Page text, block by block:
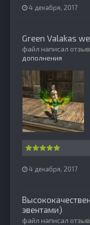
4 декабря, 2017
Green Valakas
файл написал отзыв
дополнения
4 декабря, 2017
эвентами)
файл написал отзыв